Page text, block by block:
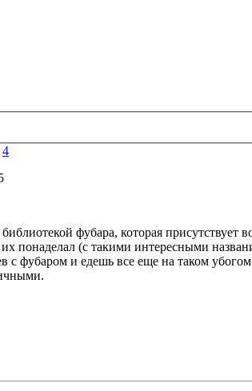
4
фубара, которая присутствует
понаделал (с такими интересными
с фубаром и едешь все еще на таком